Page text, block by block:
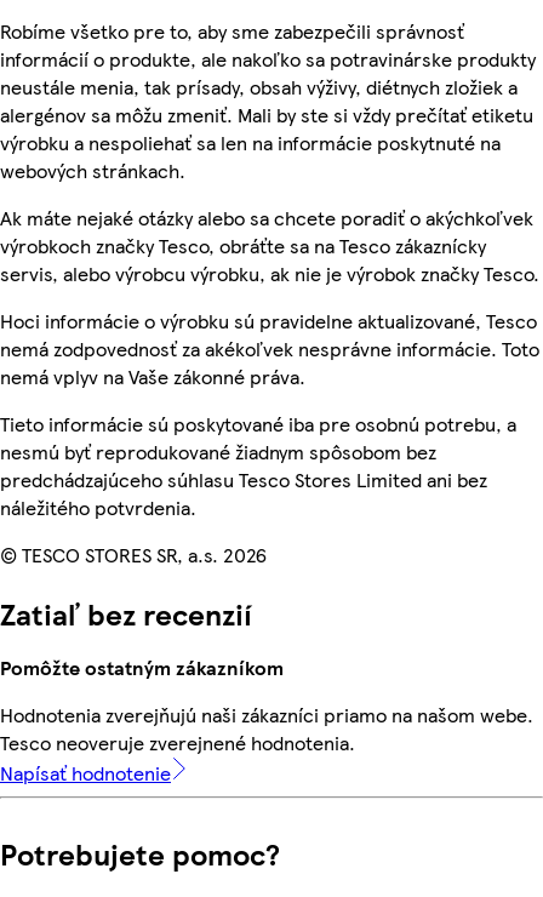
Robíme všetko pre to, aby sme zabezpečili správnosť
informácií o produkte, ale nakoľko sa potravinárske produkty
neustále menia, tak prísady, obsah výživy, diétnych zložiek a
alergénov sa môžu zmeniť. Mali by ste si vždy prečítať etiketu
výrobku a nespoliehať sa len na informácie poskytnuté na
webových stránkach.
Ak máte nejaké otázky alebo sa chcete poradiť o akýchkoľvek
výrobkoch značky Tesco, obráťte sa na Tesco zákaznícky
servis, alebo výrobcu výrobku, ak nie je výrobok značky Tesco.
Hoci informácie o výrobku sú pravidelne aktualizované, Tesco
nemá zodpovednosť za akékoľvek nesprávne informácie. Toto
nemá vplyv na Vaše zákonné práva.
Tieto informácie sú poskytované iba pre osobnú potrebu, a
nesmú byť reprodukované žiadnym spôsobom bez
predchádzajúceho súhlasu Tesco Stores Limited ani bez
náležitého potvrdenia.
© TESCO STORES SR, a.s. 2026
Zatiaľ bez recenzií
Pomôžte ostatným zákazníkom
Hodnotenia zverejňujú naši zákazníci priamo na našom webe.
Tesco neoveruje zverejnené hodnotenia.
Napísať hodnotenie
Potrebujete pomoc?